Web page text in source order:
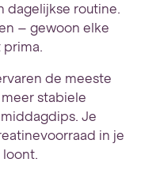
dagelijkse routine.
– gewoon elke
de meeste
stabiele
Je
in je